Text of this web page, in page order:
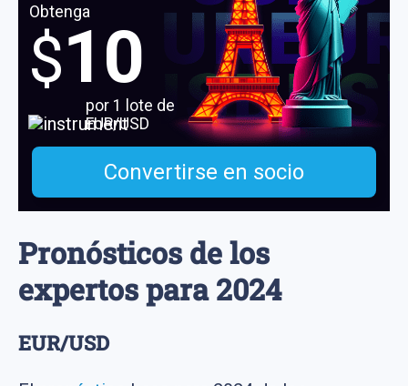
Obtenga
$10
por 1 lote de
EUR/USD
Convertirse en socio
Pronósticos de los
expertos para 2024
EUR/USD